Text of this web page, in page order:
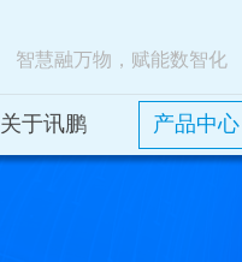
智慧融万物，赋能数智化
关于讯鹏 产品中心